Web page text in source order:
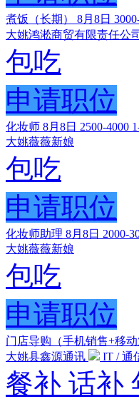
煮饭（长期） 8月8日
大姚鸿淞商贸有限责任公司
包吃
申请职位
化妆师 8月8日 2500-4000
大姚薇薇新娘
包吃
申请职位
化妆师助理 8月8日 2000-
大姚薇薇新娘
包吃
申请职位
门店导购（手机销售+移动
大姚县鑫源通讯
IT / 通
餐补 话补